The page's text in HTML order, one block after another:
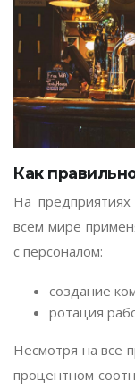
Как
На
всем мире
с персоналом:
создание
ротация
Несмотря на все
процентном